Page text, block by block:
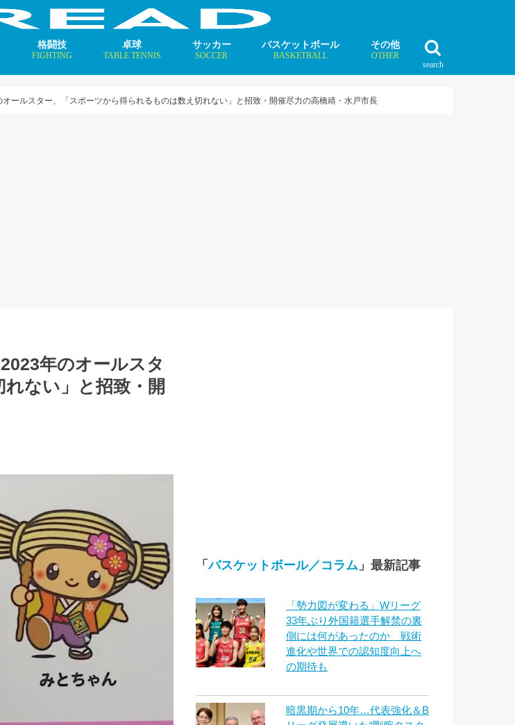
search
格闘技
FIGHTING
卓球
TABLE TENNIS
サッカー
SOCCER
バスケットボール
BASKETBALL
その他
OTHER
ールスター、「スポーツから得られるものは数え切れない」と招致・開催尽力の高橋靖・水戸市長
年のオールスタ
ない」と招致・開
「バスケットボール／コラム 」最新記事
「勢力図が変わる」Wリーグ
33年ぶり外国籍選手解禁の裏
側には何があったのか 戦術
進化や世界での認知度向上へ
の期待も
暗黒期から10年…代表強化＆B